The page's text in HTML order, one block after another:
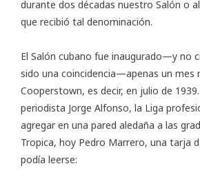
durante dos décadas nuestro Salón o
que recibió tal denominación.
El Salón cubano fue inaugurado—y no
sido una coincidencia—apenas un mes
Cooperstown, es decir, en julio de
periodista Jorge Alfonso, la Liga
agregar en una pared aledaña a las
Tropica, hoy Pedro Marrero, una tarja
podía leerse: